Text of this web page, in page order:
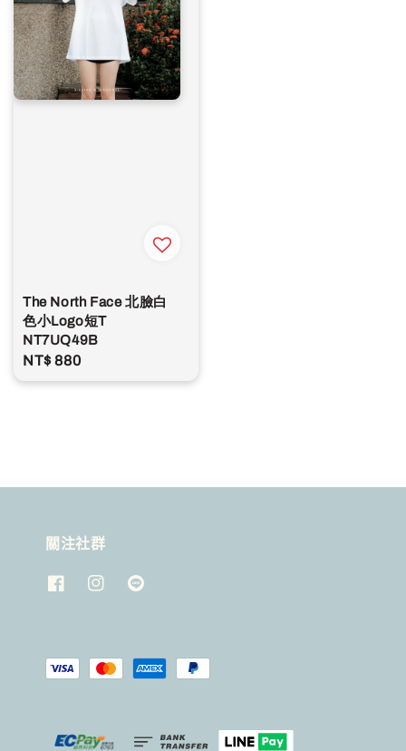
The North Face 北臉白
色小Logo短T
NT7UQ49B
Regular
price
NT$ 880
關注社群